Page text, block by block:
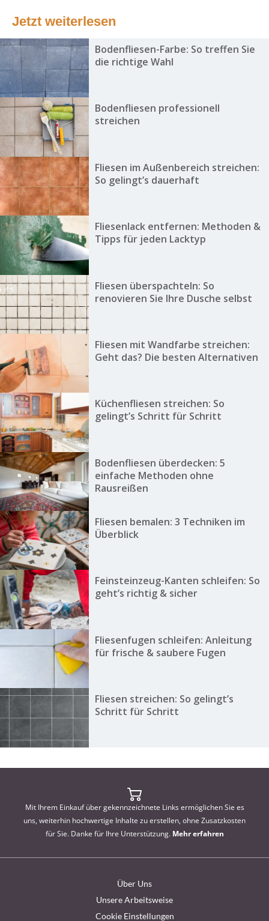
Jetzt weiterlesen
Bodenfliesen-Farbe: So treffen Sie
die richtige Wahl
Bodenfliesen professionell
streichen
Fliesen im Außenbereich streichen:
So gelingt’s dauerhaft
Fliesenlack entfernen: Methoden &
Tipps für jeden Lacktyp
Fliesen überspachteln: So
renovieren Sie Ihre Dusche selbst
Fliesen mit Wandfarbe streichen:
Geht das? Die besten Alternativen
Küchenfliesen streichen: So
gelingt’s Schritt für Schritt
Bodenfliesen überdecken: 5
einfache Methoden ohne
Rausreißen
Fliesen bemalen: 3 Techniken im
Überblick
Feinsteinzeug-Kanten schleifen: So
geht’s richtig & sicher
Fliesenfugen schleifen: Anleitung
für frische & saubere Fugen
Fliesen streichen: So gelingt’s
Schritt für Schritt
Mit Ihrem Einkauf über gekennzeichnete Links ermöglichen Sie es
uns, weiterhin hochwertige Inhalte zu erstellen, ohne Zusatzkosten
für Sie. Danke für Ihre Unterstützung. Mehr erfahren
Über Uns
Unsere Arbeitsweise
Cookie Einstellungen